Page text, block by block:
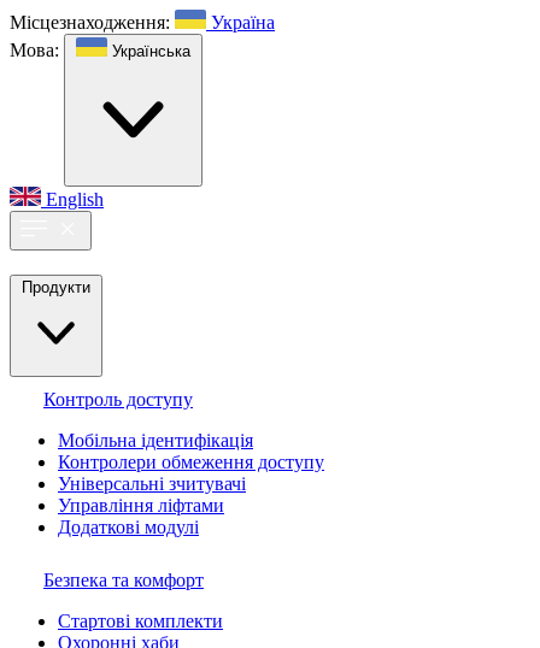
Місцезнаходження:
Україна
Мова:
Українська
English
Продукти
Контроль доступу
Мобільна ідентифікація
Контролери обмеження доступу
Універсальні зчитувачі
Управління ліфтами
Додаткові модулі
Безпека та комфорт
Стартові комплекти
Охоронні хаби